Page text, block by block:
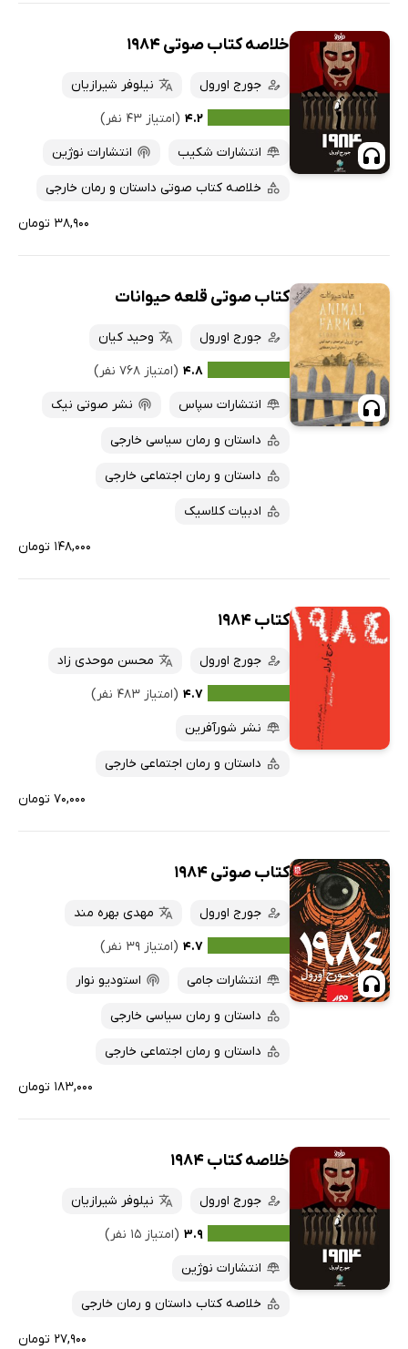
خلاصه کتاب صوتی 1984
جورج اورول
نیلوفر شیرازیان
۴.۲ (امتیاز ۴۳ نفر)
انتشارات شکیب
انتشارات نوژین
خلاصه کتاب صوتی داستان و رمان خارجی
۳۸,۹۰۰ تومان
کتاب صوتی قلعه حیوانات
جورج اورول
وحید کیان
۴.۸ (امتیاز ۷۶۸ نفر)
انتشارات سپاس
نشر صوتی نیک
داستان و رمان سیاسی خارجی
داستان و رمان اجتماعی خارجی
ادبیات کلاسیک
۱۴۸,۰۰۰ تومان
کتاب 1984
جورج اورول
محسن موحدی زاد
۴.۷ (امتیاز ۴۸۳ نفر)
نشر شورآفرین
داستان و رمان اجتماعی خارجی
۷۰,۰۰۰ تومان
کتاب صوتی 1984
جورج اورول
مهدی بهره مند
۴.۷ (امتیاز ۳۹ نفر)
انتشارات جامی
استودیو نوار
داستان و رمان سیاسی خارجی
داستان و رمان اجتماعی خارجی
۱۸۳,۰۰۰ تومان
خلاصه کتاب 1984
جورج اورول
نیلوفر شیرازیان
۳.۹ (امتیاز ۱۵ نفر)
انتشارات نوژین
خلاصه کتاب داستان و رمان خارجی
۲۷,۹۰۰ تومان